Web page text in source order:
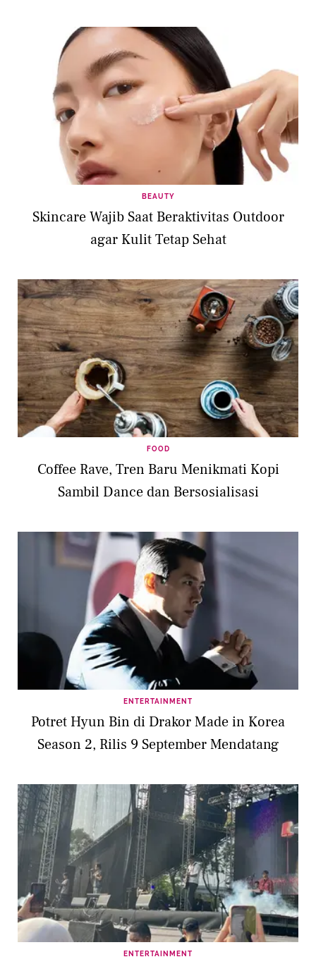
BEAUTY
Skincare Wajib Saat Beraktivitas Outdoor
agar Kulit Tetap Sehat
FOOD
Coffee Rave, Tren Baru Menikmati Kopi
Sambil Dance dan Bersosialisasi
ENTERTAINMENT
Potret Hyun Bin di Drakor Made in Korea
Season 2, Rilis 9 September Mendatang
ENTERTAINMENT